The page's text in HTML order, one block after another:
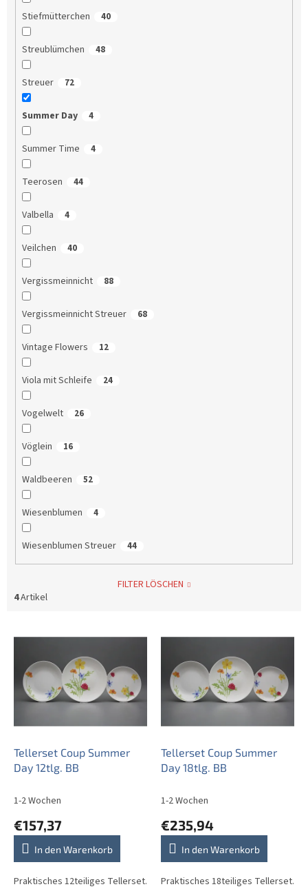
Stiefmütterchen 40
Streublümchen 48
Streuer 72
Summer Day 4
Summer Time 4
Teerosen 44
Valbella 4
Veilchen 40
Vergissmeinnicht 88
Vergissmeinnicht Streuer 68
Vintage Flowers 12
Viola mit Schleife 24
Vogelwelt 26
Vöglein 16
Waldbeeren 52
Wiesenblumen 4
Wiesenblumen Streuer 44
FILTER LÖSCHEN
4Artikel
PTellerset Coup Summer
Day 12tlg. BB
1-2 Wochen
€157,37
In den Warenkorb
Praktisches 12teiliges Tellerset.
Tellerset Coup Summer
Day 18tlg. BB
1-2 Wochen
€235,94
In den Warenkorb
Praktisches 18teiliges Tellerset.